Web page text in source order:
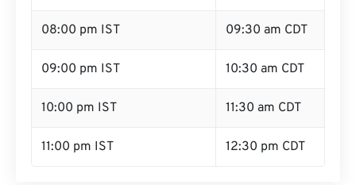
08:00 pm IST 09:30 am CDT
09:00 pm IST 10:30 am CDT
10:00 pm IST 11:30 am CDT
11:00 pm IST 12:30 pm CDT